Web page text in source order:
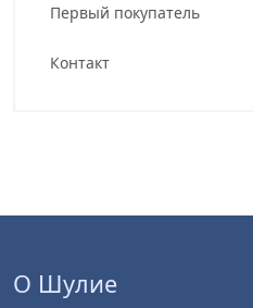
Первый покупатель
Контакт
О Шулие